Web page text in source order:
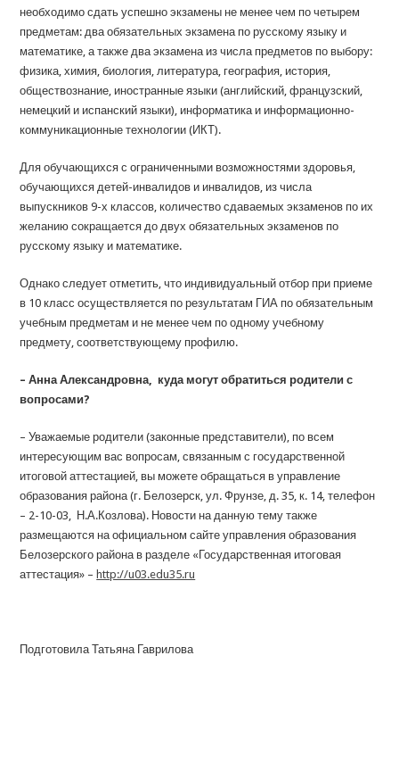
необходимо сдать успешно экзамены не менее чем по четырем
предметам: два обязательных экзамена по русскому языку и
математике, а также два экзамена из числа предметов по выбору:
физика, химия, биология, литература, география, история,
обществознание, иностранные языки (английский, французский,
немецкий и испанский языки), информатика и информационно-
коммуникационные технологии (ИКТ).
Для обучающихся с ограниченными возможностями здоровья,
обучающихся детей-инвалидов и инвалидов, из числа
выпускников 9-х классов, количество сдаваемых экзаменов по их
желанию сокращается до двух обязательных экзаменов по
русскому языку и математике.
Однако следует отметить, что индивидуальный отбор при приеме
в 10 класс осуществляется по результатам ГИА по обязательным
учебным предметам и не менее чем по одному учебному
предмету, соответствующему профилю.
– Анна Александровна, куда могут обратиться родители с
вопросами?
– Уважаемые родители (законные представители), по всем
интересующим вас вопросам, связанным с государственной
итоговой аттестацией, вы можете обращаться в управление
образования района (г. Белозерск, ул. Фрунзе, д. 35, к. 14, телефон
– 2-10-03, Н.А.Козлова). Новости на данную тему также
размещаются на официальном сайте управления образования
Белозерского района в разделе «Государственная итоговая
аттестация» – http://u03.edu35.ru
Подготовила Татьяна Гаврилова